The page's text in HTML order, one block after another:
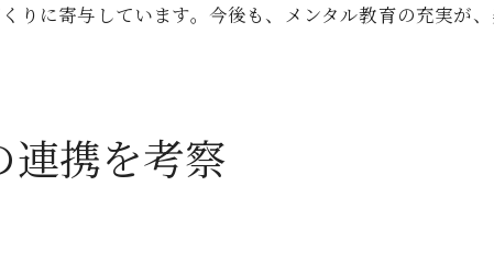
りに寄与しています。今後も、メンタル教育の充実が
連携を考察